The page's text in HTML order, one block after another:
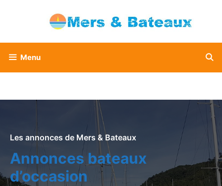
Menu
Les annonces de Mers & Bateaux
Annonces bateaux
d’occasion